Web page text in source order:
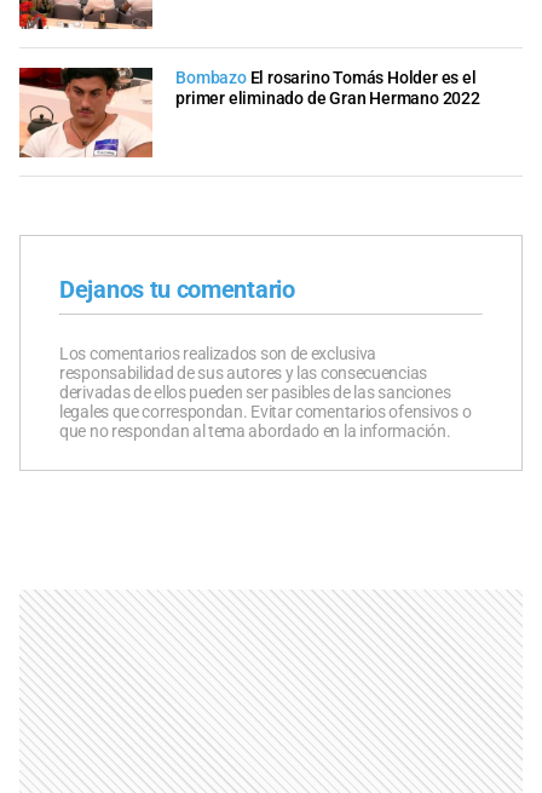
Bombazo El rosarino Tomás Holder es el
primer eliminado de Gran Hermano 2022
Dejanos tu comentario
Los comentarios realizados son de exclusiva
responsabilidad de sus autores y las consecuencias
derivadas de ellos pueden ser pasibles de las sanciones
legales que correspondan. Evitar comentarios ofensivos o
que no respondan al tema abordado en la información.